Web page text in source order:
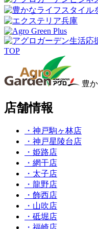
TOP
豊
店舗情報
・神戸駒ヶ林店
・神戸星陵台店
・姫路店
・網干店
・太子店
・龍野店
・飾西店
・山吹店
・砥堀店